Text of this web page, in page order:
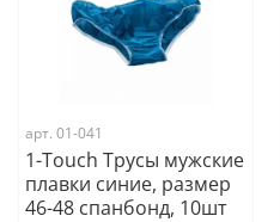
арт. 01-041
1-Touch Трусы мужские
плавки синие, размер
46-48 спанбонд, 10шт